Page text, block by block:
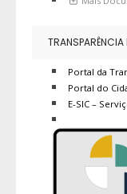
TRANSPARÊNCIA
Portal da
Portal do
E-SIC –